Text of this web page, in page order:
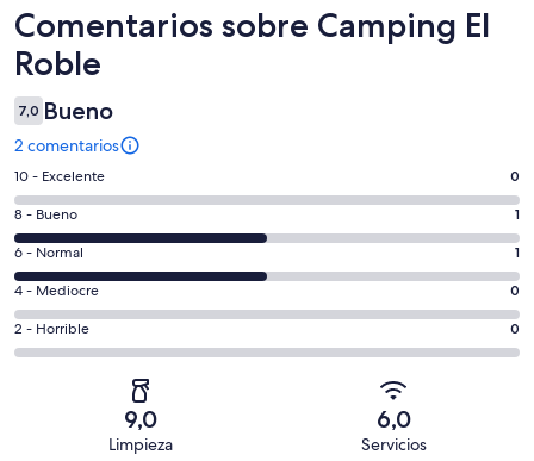
Comentarios
Comentarios sobre Camping El
Roble
7,0 Bueno
2 comentarios
0
comentarios
de
un
total
de
2
con
10 - Excelente 0
1
comentarios
de
un
total
de
puntuación
8 - Bueno 1
1
comentarios
de
un
total
6 - Normal 1
0
comentarios
de
4 - Mediocre 0
0
comentarios
2 - Horrible 0
9,0
Limpieza
6,0
Servicios